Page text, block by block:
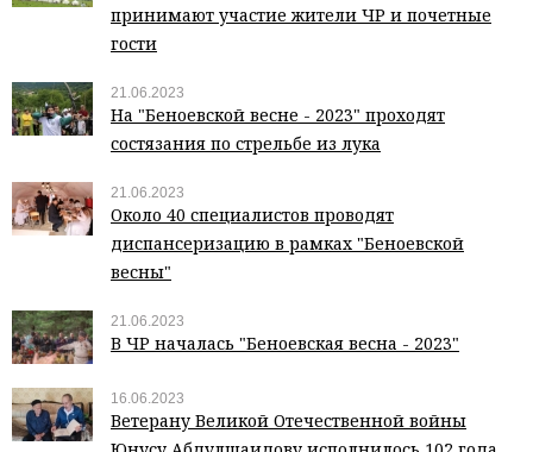
принимают участие жители ЧР и почетные
гости
21.06.2023
На "Беноевской весне - 2023" проходят
состязания по стрельбе из лука
21.06.2023
Около 40 специалистов проводят
диспансеризацию в рамках "Беноевской
весны"
21.06.2023
В ЧР началась "Беноевская весна - 2023"
16.06.2023
Ветерану Великой Отечественной войны